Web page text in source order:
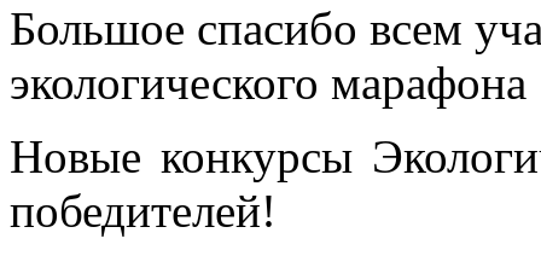
Большое спасибо всем
экологического
Новые конкурсы
победителей!